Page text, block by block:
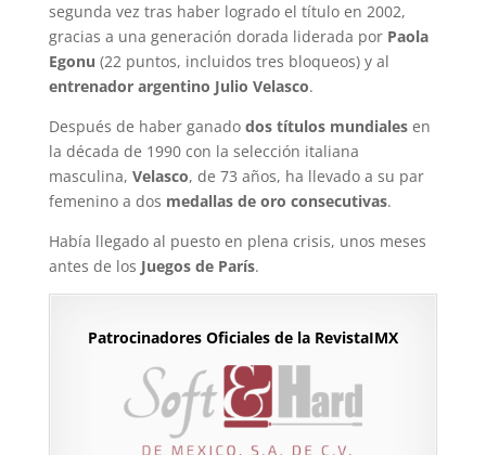
segunda vez tras haber logrado el título en 2002,
gracias a una generación dorada liderada por Paola
Egonu (22 puntos, incluidos tres bloqueos) y al
entrenador argentino Julio Velasco.
Después de haber ganado dos títulos mundialesen
la década de 1990 con la selección italiana
masculina, Velasco, de 73 años, ha llevado a su par
femenino a dos medallas de oro consecutivas.
Había llegado al puesto en plena crisis, unos meses
antes de los Juegos de París.
Patrocinadores Oficiales de la RevistaIMX